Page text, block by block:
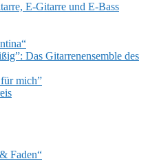
E‑Gitarre und E‑Bass
Das Gitarrenensemble des
mich”
Faden“